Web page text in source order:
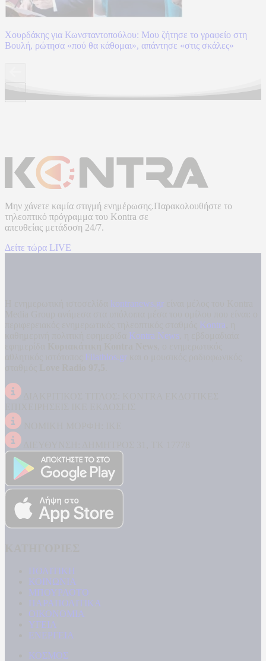
Χουρδάκης για Κωνσταντοπούλου: Μου ζήτησε το γραφείο στη
Βουλή, ρώτησα «πού θα κάθομαι», απάντησε «στις σκάλες»
Μην χάνετε καμία στιγμή ενημέρωσης.Παρακολουθήστε το
τηλεοπτικό πρόγραμμα του Kontra σε
απευθείας μετάδοση 24/7.
Δείτε τώρα LIVE
kontranews.gr
Kontra
Kontra News
Filathlos.gr
ΠΟΛΙΤΙΚΗ
ΚΟΙΝΩΝΙΑ
ΜΠΟΥΡΛΟΤΟ
ΠΑΡΑΠΟΛΙΤΙΚΑ
ΟΙΚΟΝΟΜΙΑ
ΥΓΕΙΑ
ΕΝΕΡΓΕΙΑ
ΚΟΣΜΟΣ